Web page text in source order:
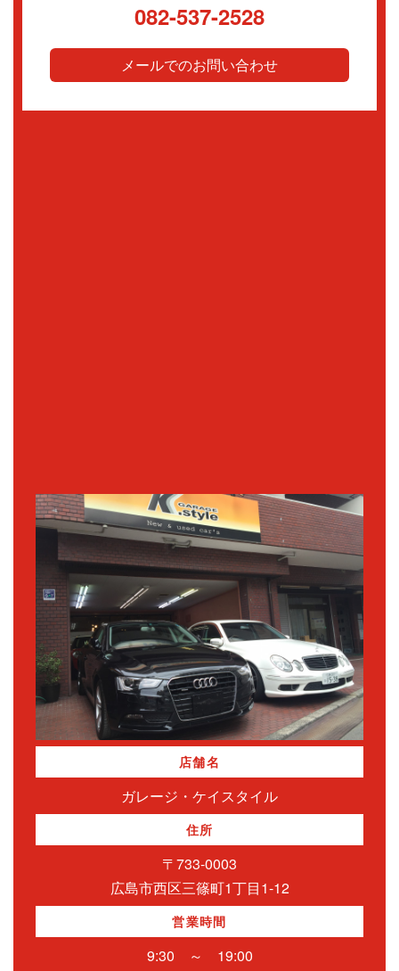
082-537-2528
メールでのお問い合わせ
店舗名
ガレージ・ケイスタイル
住所
〒733-0003
広島市西区三篠町1丁目1-12
営業時間
9:30 ～ 19:00